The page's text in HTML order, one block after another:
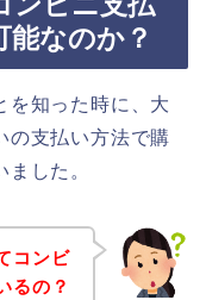
能なのか？
を知った時に、大
の支払い方法で購
した。
コンビ
るの？